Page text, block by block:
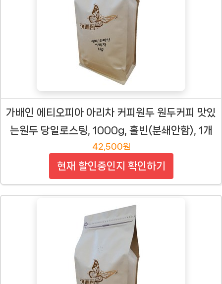
가배인 에티오피아 아리차 커피원두 원두커피 맛있
는원두 당일로스팅, 1000g, 홀빈(분쇄안함), 1개
42,500원
현재 할인중인지 확인하기